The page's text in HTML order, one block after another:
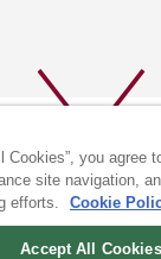
Cookies”, you agree
site navigation,
efforts.
Cookie
Accept All Cookies